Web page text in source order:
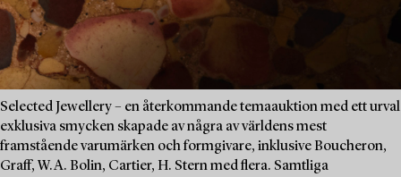
Selected Jewellery – en återkommande temaauktion med ett urval
exklusiva smycken skapade av några av världens mest
framstående varumärken och formgivare, inklusive Boucheron,
Graff, W.A. Bolin, Cartier, H. Stern med flera. Samtliga